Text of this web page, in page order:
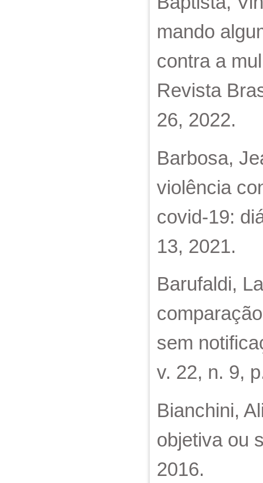
mando
contra a
Revista
26, 2022.
Barbosa,
violência
covid-19:
13, 2021.
Barufaldi,
sem
v. 22, n. 9,
Bianchini,
objetiva ou
2016.